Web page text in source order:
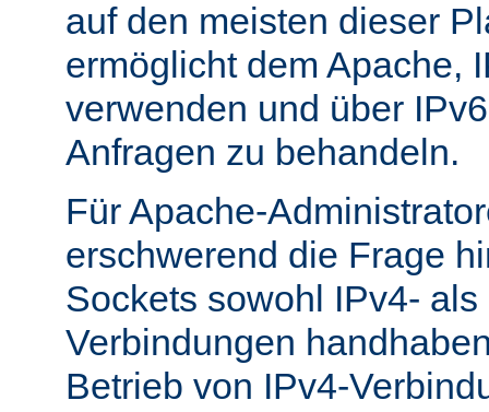
auf den meisten dieser
ermöglicht dem Apache,
verwenden und über
Anfragen zu behandeln.
Für Apache-
erschwerend die Frage
Sockets sowohl IPv4-
Verbindungen
Betrieb von IPv4-